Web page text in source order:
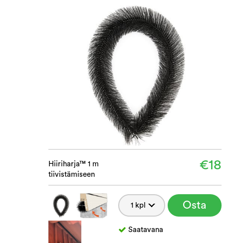
Hiiriharja™ 1 m
tiivistämiseen
€18
Osta
Saatavana